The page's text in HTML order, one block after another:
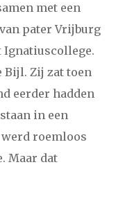
november
mei juni
november
met een
pater Vrijburg
Ignatiuscollege.
Bijl. Zij zat toen
eerder hadden
in een
roemloos
Maar dat